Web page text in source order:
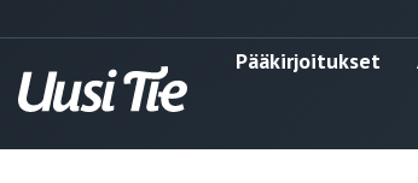
Pääkirjoitukset